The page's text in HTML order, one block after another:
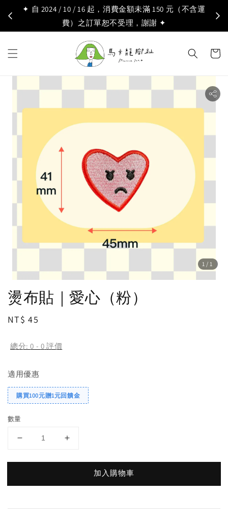
✦ 自 2024 / 10 / 16 起，消費金額未滿 150 元（不含運
費）之訂單恕不受理，謝謝 ✦
1 /1
燙布貼｜愛心（粉）
Regular
NT$ 45
總分:0 - 0 評價
適用優惠
購買100元贈1元回饋金
數量
加入購物車